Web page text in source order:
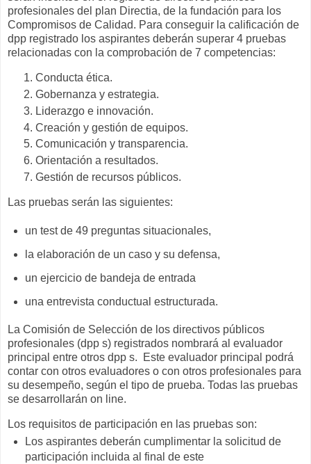
profesionales del plan Directia, de la fundación para los
Compromisos de Calidad. Para conseguir la calificación de
dpp registrado los aspirantes deberán superar 4 pruebas
relacionadas con la comprobación de 7 competencias:
Conducta ética.
Gobernanza y estrategia.
Liderazgo e innovación.
Creación y gestión de equipos.
Comunicación y transparencia.
Orientación a resultados.
Gestión de recursos públicos.
Las pruebas serán las siguientes:
un test de 49 preguntas situacionales,
la elaboración de un caso y su defensa,
un ejercicio de bandeja de entrada
una entrevista conductual estructurada.
La Comisión de Selección de los directivos públicos
profesionales (dpp s) registrados nombrará al evaluador
principal entre otros dpp s. Este evaluador principal podrá
contar con otros evaluadores o con otros profesionales para
su desempeño, según el tipo de prueba. Todas las pruebas
se desarrollarán on line.
Los requisitos de participación en las pruebas son:
Los aspirantes deberán cumplimentar la solicitud de
participación incluida al final de este